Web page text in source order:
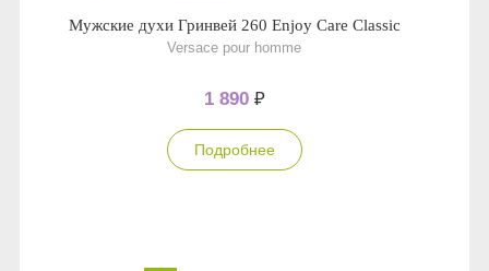
Мужские духи Гринвей 260 Enjoy Care Classic
Versace pour homme
1 890 ₽
Подробнее